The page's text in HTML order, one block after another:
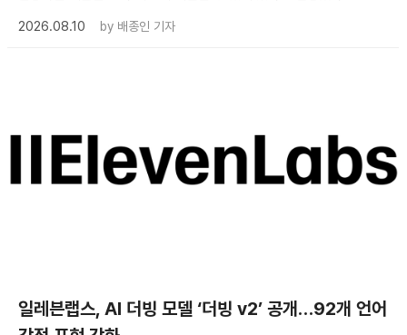
2026.08.10
by 배종인 기자
일레븐랩스, AI 더빙 모델 ‘더빙 v2’ 공개…92개 언어